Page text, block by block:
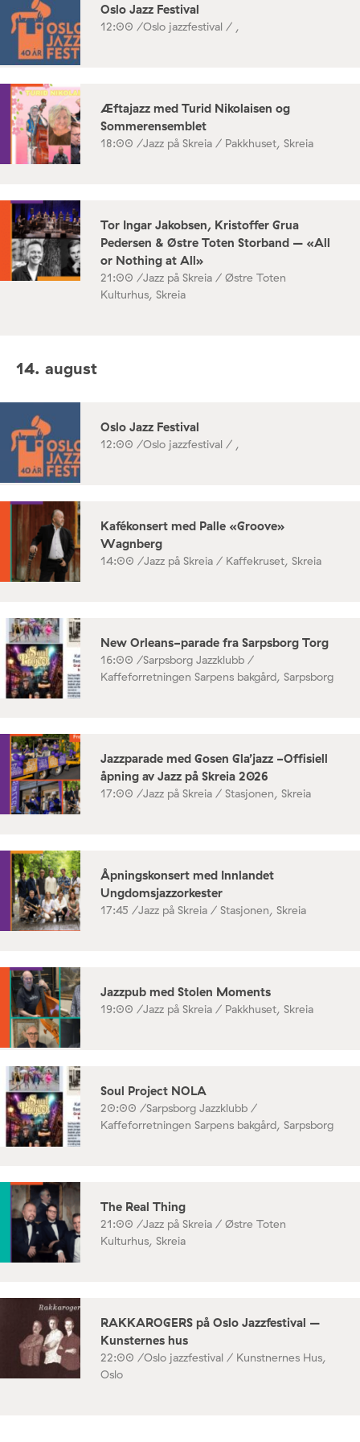
Oslo Jazz Festival
12:00 /Oslo jazzfestival / ,
Æftajazz med Turid Nikolaisen og
Sommerensemblet
18:00 /Jazz på Skreia / Pakkhuset, Skreia
Tor Ingar Jakobsen, Kristoffer Grua
Pedersen & Østre Toten Storband – «All
or Nothing at All»
21:00 /Jazz på Skreia / Østre Toten
Kulturhus, Skreia
14. august
Oslo Jazz Festival
12:00 /Oslo jazzfestival / ,
Kafékonsert med Palle «Groove»
Wagnberg
14:00 /Jazz på Skreia / Kaffekruset, Skreia
New Orleans-parade fra Sarpsborg Torg
16:00 /Sarpsborg Jazzklubb /
Kaffeforretningen Sarpens bakgård, Sarpsborg
Jazzparade med Gosen Gla’jazz -Offisiell
åpning av Jazz på Skreia 2026
17:00 /Jazz på Skreia / Stasjonen, Skreia
Åpningskonsert med Innlandet
Ungdomsjazzorkester
17:45 /Jazz på Skreia / Stasjonen, Skreia
Jazzpub med Stolen Moments
19:00 /Jazz på Skreia / Pakkhuset, Skreia
Soul Project NOLA
20:00 /Sarpsborg Jazzklubb /
Kaffeforretningen Sarpens bakgård, Sarpsborg
The Real Thing
21:00 /Jazz på Skreia / Østre Toten
Kulturhus, Skreia
RAKKAROGERS på Oslo Jazzfestival –
Kunsternes hus
22:00 /Oslo jazzfestival / Kunstnernes Hus,
Oslo